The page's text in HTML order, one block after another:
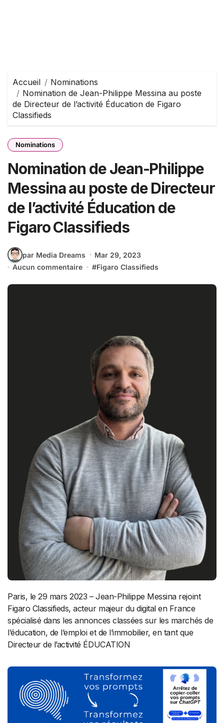
Accueil
Nominations
Nomination de Jean-Philippe Messina au poste
de Directeur de l’activité Éducation de Figaro
Classifieds
Nominations
Nomination de Jean-Philippe
Messina au poste de Directeur
de l’activité Éducation de
Figaro Classifieds
par Media Dreams
Mar 29, 2023
Aucun commentaire
#Figaro Classifieds
Paris, le 29 mars 2023 – Jean-Philippe Messina rejoint
Figaro Classifieds, acteur majeur du digital en France
spécialisé dans les annonces classées sur les marchés de
l’éducation, de l’emploi et de l’immobilier, en tant que
Directeur de l’activité ÉDUCATION